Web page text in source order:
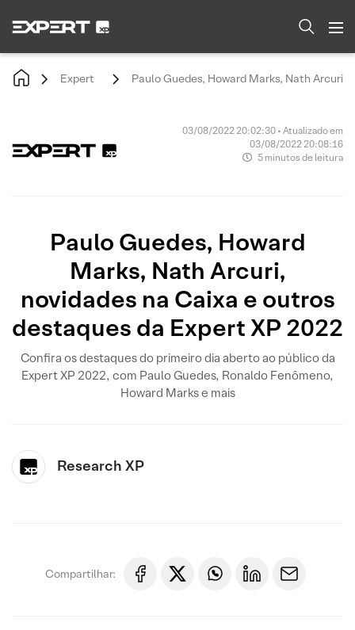
Expert Paulo Guedes, Howard Marks, Nath Arcuri,
03/08/2022 20:02:30 • Atualizado em
03/08/2022 20:08:16
5 minutos de leitura
Paulo Guedes, Howard
Marks, Nath Arcuri,
novidades na Caixa e outros
destaques da Expert XP 2022
Confira os destaques do primeiro dia aberto ao público da
Expert XP 2022, com Paulo Guedes, Ronaldo Fenômeno,
Howard Marks e mais
Research XP
Compartilhar: